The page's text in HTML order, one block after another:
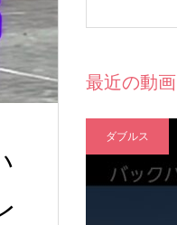
最近の動画
ダブルス